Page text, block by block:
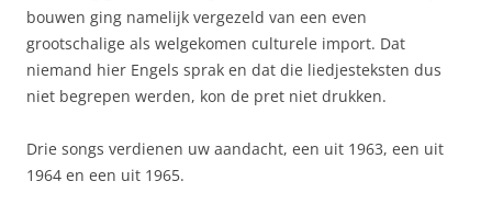
bouwen ging namelijk vergezeld van een even
grootschalige als welgekomen culturele import. Dat
niemand hier Engels sprak en dat die liedjesteksten dus
niet begrepen werden, kon de pret niet drukken.
Drie songs verdienen uw aandacht, een uit 1963, een uit
1964 en een uit 1965.